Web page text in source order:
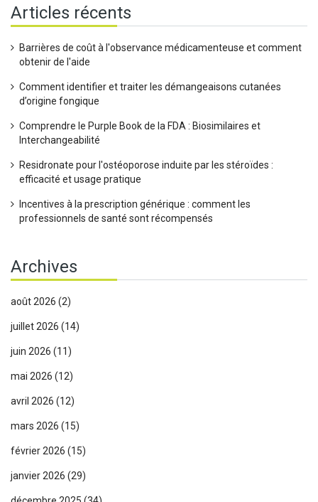
Articles récents
Barrières de coût à l'observance médicamenteuse et comment
obtenir de l'aide
Comment identifier et traiter les démangeaisons cutanées
d’origine fongique
Comprendre le Purple Book de la FDA : Biosimilaires et
Interchangeabilité
Residronate pour l'ostéoporose induite par les stéroïdes :
efficacité et usage pratique
Incentives à la prescription générique : comment les
professionnels de santé sont récompensés
Archives
août 2026 (2)
juillet 2026 (14)
juin 2026 (11)
mai 2026 (12)
avril 2026 (12)
mars 2026 (15)
février 2026 (15)
janvier 2026 (29)